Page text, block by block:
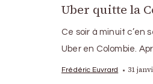
Uber quitte la
Ce soir à minuit c’en
Uber en Colombie.
Frédéric Euvrard 31